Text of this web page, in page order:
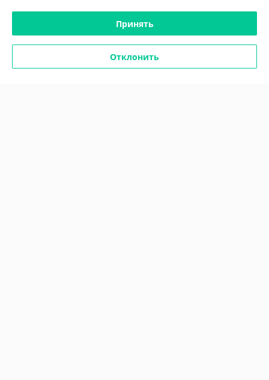
какую лучше брать , а также укомплектовали всем необходимым
Принять
Отклонить